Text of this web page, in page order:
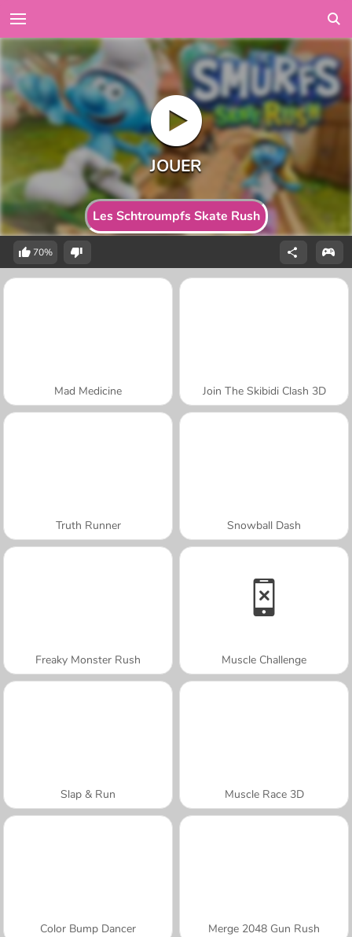
Les Schtroumpfs Skate Rush
70%
Mad Medicine Join The Skibidi Clash 3D
Truth Runner Snowball Dash
Freaky Monster Rush Muscle Challenge
Slap & Run Muscle Race 3D
Color Bump Dancer Merge 2048 Gun Rush